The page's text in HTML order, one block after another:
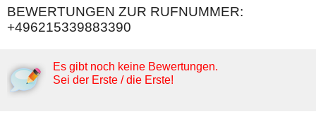
BEWERTUNGEN ZUR RUFNUMMER:
+496215339883390
Es gibt noch keine Bewertungen.
Sei der Erste / die Erste!